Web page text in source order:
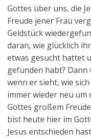
Gottes über uns, die
Freude jener Frau
Geldstück
daran, wie glücklich
etwas gesucht hattet
gefunden habt?
wenn er sieht, wie
immer wieder neu um
Gottes großem
bist heute hier im
Jesus entschieden